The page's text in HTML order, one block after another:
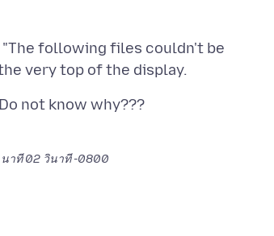
following files couldn't be
าที 02 วินาที -0800